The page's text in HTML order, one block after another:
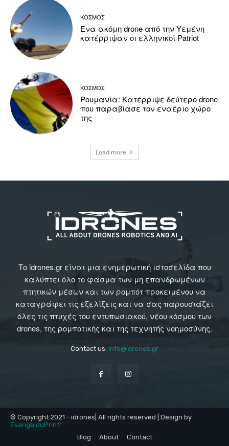
ΚΟΣΜΟΣ
Ένα ακόμη drone από την Υεμένη
κατέρριψαν οι ελληνικοί Patriot
ΚΟΣΜΟΣ
Ρουμανία: Κατέρριψε δεύτερο drone
που παραβίασε τον εναέριο χώρο
της
Load more
Το idrones.gr είναι μια ενημερωτική ιστοσελίδα που
καλύπτει όλο το φάσμα των μη επανδρωμένων
πτητικών μέσων και των ρομπότ προκειμένου να
καταγράφει τις εξελίξεις και να σας παρουσιάζει
όλες τις πτυχές του εντυπωσιακού, νέου κόσμου των
drones, της ρομποτικής και της τεχνητής νοημοσύνης.
Contact us: info@idrones.gr
© Copyright 2021 - idrones| All rights reserved | Design by
EvangelouPrint!
Blog
About Contact